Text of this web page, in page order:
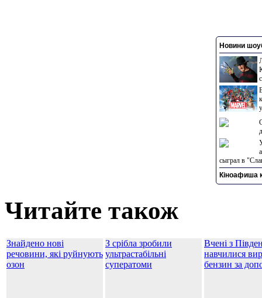
Новини
сыграл в
Кіноафиша
Читайте також
Знайдено нові
речовини, які руйнують
озон
З срібла зробили
ультрастабільні
суператоми
Вчені з
навчилися
бензин за